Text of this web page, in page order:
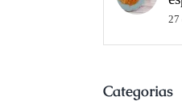
27
Categorias